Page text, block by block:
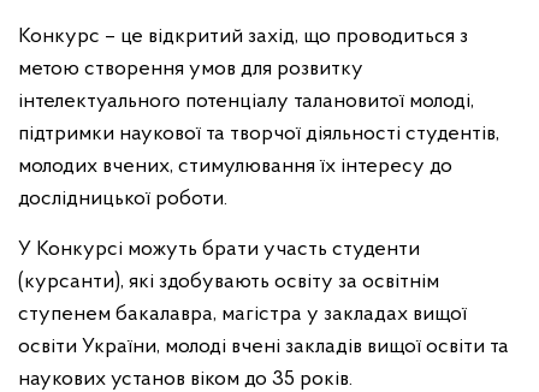
Конкурс – це відкритий захід, що проводиться з
метою створення умов для розвитку
інтелектуального потенціалу талановитої молоді,
підтримки наукової та творчої діяльності студентів,
молодих вчених, стимулювання їх інтересу до
дослідницької роботи.
У Конкурсі можуть брати участь студенти
(курсанти), які здобувають освіту за освітнім
ступенем бакалавра, магістра у закладах вищої
освіти України, молоді вчені закладів вищої освіти та
наукових установ віком до 35 років.